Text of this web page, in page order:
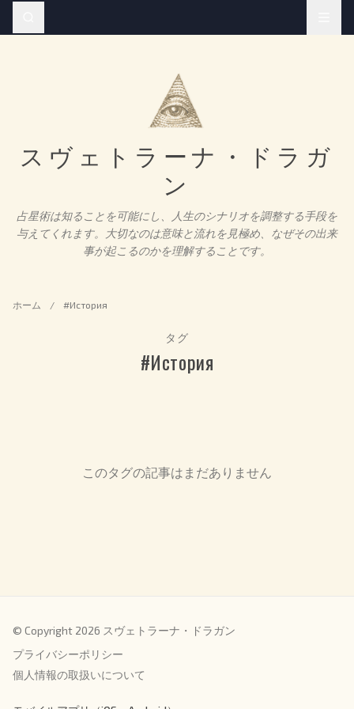
スヴェトラーナ・ドラガ
ン
占星術は知ることを可能にし、人生のシナリオを調整する手段を
与えてくれます。大切なのは意味と流れを見極め、なぜその出来
事が起こるのかを理解することです。
ホーム / #История
タグ
#История
このタグの記事はまだありません
© Copyright 2026 スヴェトラーナ・ドラガン
プライバシーポリシー
個人情報の取扱いについて